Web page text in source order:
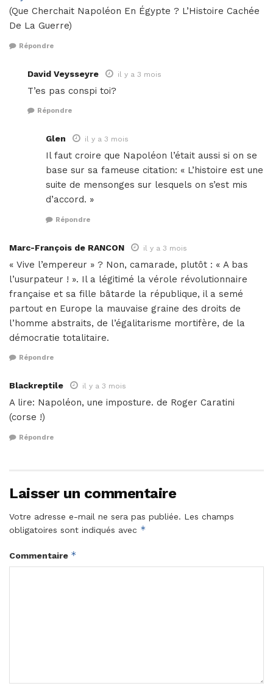
(Que Cherchait Napoléon En Égypte ? L’Histoire Cachée
De La Guerre)
Répondre
David Veysseyre il y a 3 mois
T’es pas conspi toi?
Répondre
Glen il y a 3 mois
Il faut croire que Napoléon l’était aussi si on se
base sur sa fameuse citation: « L’histoire est une
suite de mensonges sur lesquels on s’est mis
d’accord. »
Répondre
Marc-François de RANCON il y a 3 mois
« Vive l’empereur » ? Non, camarade, plutôt : « A bas
l’usurpateur ! ». Il a légitimé la vérole révolutionnaire
française et sa fille bâtarde la république, il a semé
partout en Europe la mauvaise graine des droits de
l’homme abstraits, de l’égalitarisme mortifère, de la
démocratie totalitaire.
Répondre
Blackreptile il y a 3 mois
A lire: Napoléon, une imposture. de Roger Caratini
(corse !)
Répondre
Laisser un commentaire
Votre adresse e-mail ne sera pas publiée. Les champs
obligatoires sont indiqués avec *
Commentaire *